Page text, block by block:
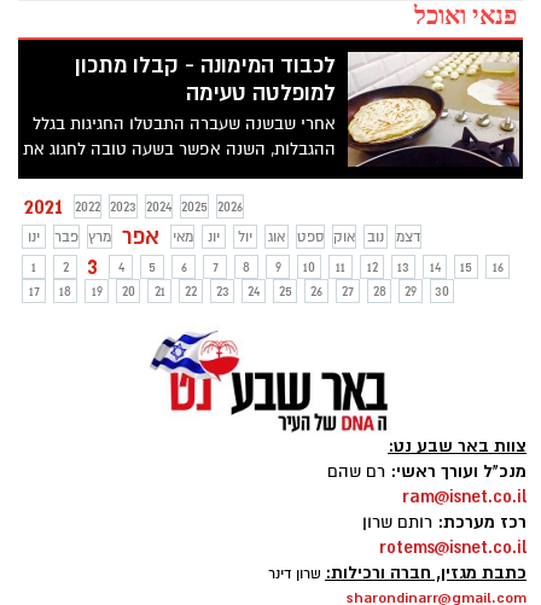
פנאי ואוכל
לכבוד המימונה - קבלו מתכון
למופלטה טעימה
אחרי שבשנה שעברה התבטלו החגיגות בגלל
ההגבלות, השנה אפשר בשעה טובה לחגוג את
המימונה כמו שצריך. אז בין אם אתם
מתארחים במימונה ובין אם לא, בטוח
מתחשק לכם מופלטה - לכן החלטנו לפנק
אתכם במתכון וסרטון. שיהיה בתאבון
2021 2022 2023 2024 2025
2026
ינו
פבר מרץ אפר מאי יונ יול אוג ספט אוק נוב
דצמ
1
2 3 4 5 6 7 8 9 10 11 12 13 14 15
16
17
18 19 20 21 22 23 24 25 26 27 28 29 30
צוות באר שבע נט:
מנכ"ל ועורך ראשי: רם שהם
ram@isnet.co.il
רכז מערכת: רותם שרון
rotems@isnet.co.il
כתבת מגזין, חברה ורכילות: שרון דינר
sharondinarr@gmail.com